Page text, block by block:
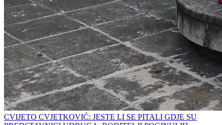
CVIJETO CVJETKOVIĆ: JESTE LI SE PITALI GDJE SU